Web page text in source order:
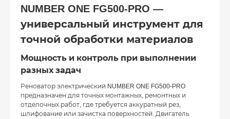
NUMBER ONE FG500-PRO —
универсальный инструмент для
точной обработки материалов
Мощность и контроль при выполнении
разных задач
Реноватор электрический NUMBER ONE FG500-PRO
предназначен для точных монтажных, ремонтных и
отделочных работ, где требуется аккуратный рез,
шлифование или зачистка поверхностей. Двигатель